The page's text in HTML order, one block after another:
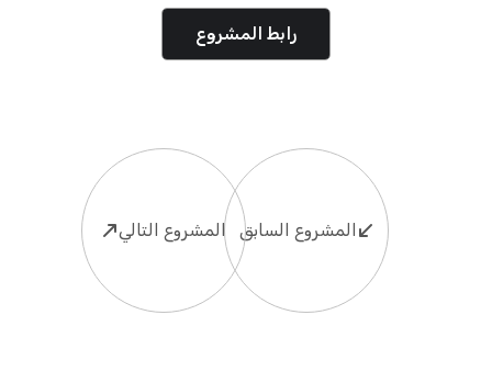
رابط المشروع
المشروع السابق المشروع التالي